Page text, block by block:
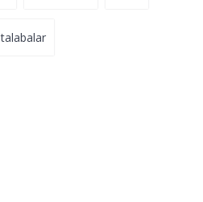
talabalar